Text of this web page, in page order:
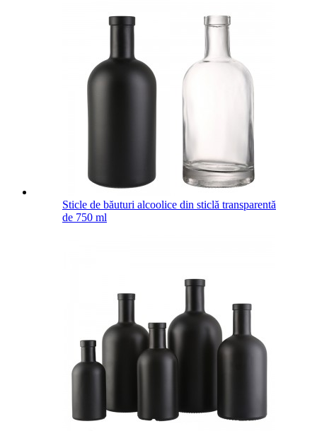
Sticle de băuturi alcoolice din sticlă transparentă
de 750 ml